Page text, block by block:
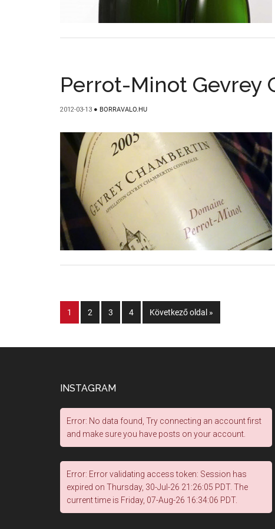
Perrot-Minot Gevrey
2012-03-13 ● BORRAVALO.HU
1 2 3 4 Következő oldal »
INSTAGRAM
Error: No data found, Try connecting an account first
and make sure you have posts on your account.
Error: Error validating access token: Session has
expired on Thursday, 30-Jul-26 21:26:05 PDT. The
current time is Friday, 07-Aug-26 16:34:06 PDT.